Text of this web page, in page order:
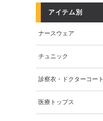
アイテム別
ナースウェア
チュニック
診察衣・ドクターコート
医療トップス